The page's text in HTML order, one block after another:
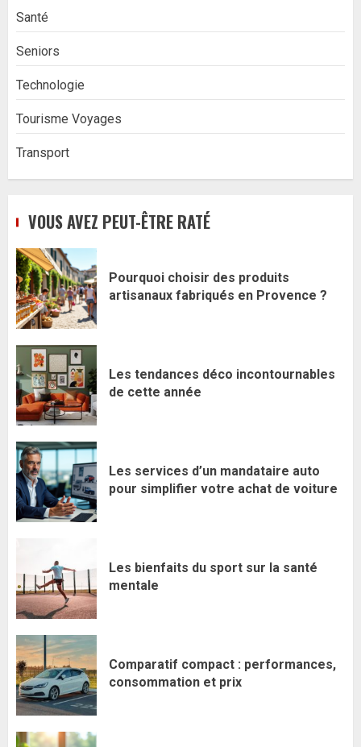
Santé
Seniors
Technologie
Tourisme Voyages
Transport
VOUS AVEZ PEUT-ÊTRE RATÉ
Pourquoi choisir des produits
artisanaux fabriqués en Provence ?
Les tendances déco incontournables
de cette année
Les services d’un mandataire auto
pour simplifier votre achat de voiture
Les bienfaits du sport sur la santé
mentale
Comparatif compact : performances,
consommation et prix